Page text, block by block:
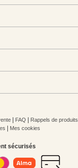
| FAQ | Rappels de produits
| Mes cookies
sécurisés